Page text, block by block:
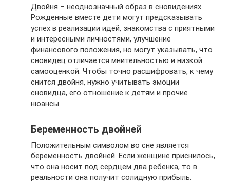
Двойня – неоднозначный образ в сновидениях.
Рожденные вместе дети могут предсказывать
успех в реализации идей, знакомства с приятными
и интересными личностями, улучшение
финансового положения, но могут указывать, что
сновидец отличается мнительностью и низкой
самооценкой. Чтобы точно расшифровать, к чему
снится двойня, нужно учитывать эмоции
сновидца, его отношение к детям и прочие
нюансы.
Беременность двойней
Положительным символом во сне является
беременность двойней. Если женщине приснилось,
что она носит под сердцем два ребенка, то в
реальности она получит солидную прибыль.